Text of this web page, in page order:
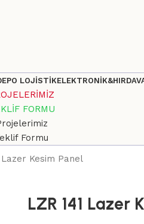
LOJİSTİK
FORMU
Formu
Lazer Kesim Panel
LZR 141 Lazer